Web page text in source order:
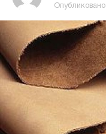
Опубликовано